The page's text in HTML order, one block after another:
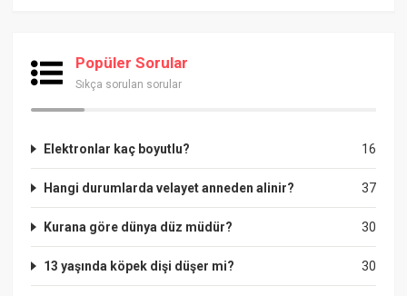
Popüler Sorular
Sıkça sorulan sorular
16
Elektronlar kaç boyutlu?
37
Hangi durumlarda velayet anneden alinir?
30
Kurana göre dünya düz müdür?
30
13 yaşında köpek dişi düşer mi?